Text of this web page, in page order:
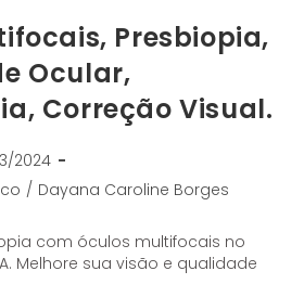
Presbiopia,
Ocular,
Correção Visual.
2024
/ Dayana Caroline Borges
com óculos multifocais no
Melhore sua visão e qualidade